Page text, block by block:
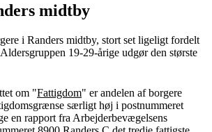
midtby
i Randers midtby, stort set ligeligt fordelt
19-29-årige udgør den største
om "Fattigdom" er andelen af borgere
særligt høj i postnummeret
en rapport fra Arbejderbevægelsens